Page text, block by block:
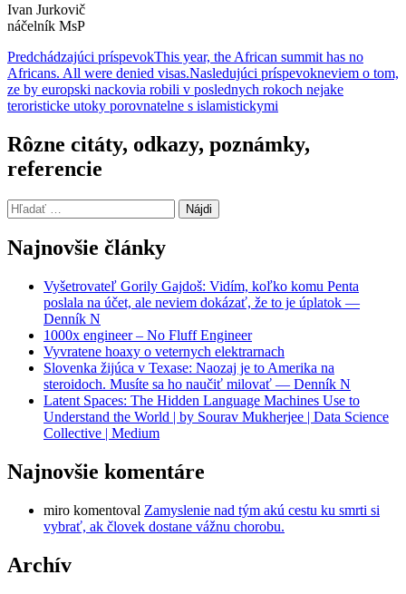
Ivan Jurkovič
náčelník MsP
Navigácia
článkami
Predchádzajúci príspevokThis year, the African summit has no
Africans. All were denied visas.Nasledujúci príspevokneviem o tom,
ze by europski nackovia robili v poslednych rokoch nejake
teroristicke utoky porovnatelne s islamistickymi
Rôzne citáty, odkazy, poznámky,
referencie
Hľadať:
Najnovšie články
Vyšetrovateľ Gorily Gajdoš: Vidím, koľko komu Penta
poslala na účet, ale neviem dokázať, že to je úplatok —
Denník N
1000x engineer – No Fluff Engineer
Vyvratene hoaxy o veternych elektrarnach
Slovenka žijúca v Texase: Naozaj je to Amerika na
steroidoch. Musíte sa ho naučiť milovať — Denník N
Latent Spaces: The Hidden Language Machines Use to
Understand the World | by Sourav Mukherjee | Data Science
Collective | Medium
Najnovšie komentáre
miro komentoval Zamyslenie nad tým akú cestu ku smrti si
vybrať, ak človek dostane vážnu chorobu.
Archív